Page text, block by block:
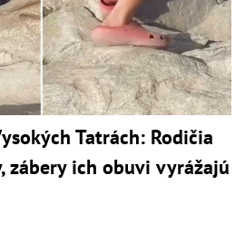
Tatrách: Rodičia
zábery ich obuvi vyrážajú